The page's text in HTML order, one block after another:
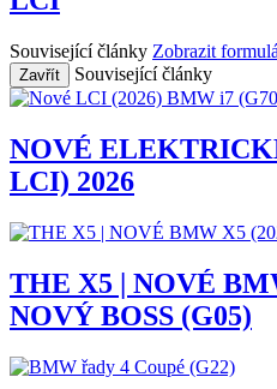
Související články Zobrazit
Zavřít Související články
NOVÉ
LCI) 2026
THE X5 | NOVÉ
NOVÝ BOSS (G05)